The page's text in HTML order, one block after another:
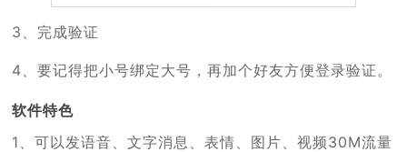
3、完成验证
4、要记得把小号绑定大号，再加个好友方便登录验证。
软件特色
1、可以发语音、文字消息、表情、图片、视频30M流量